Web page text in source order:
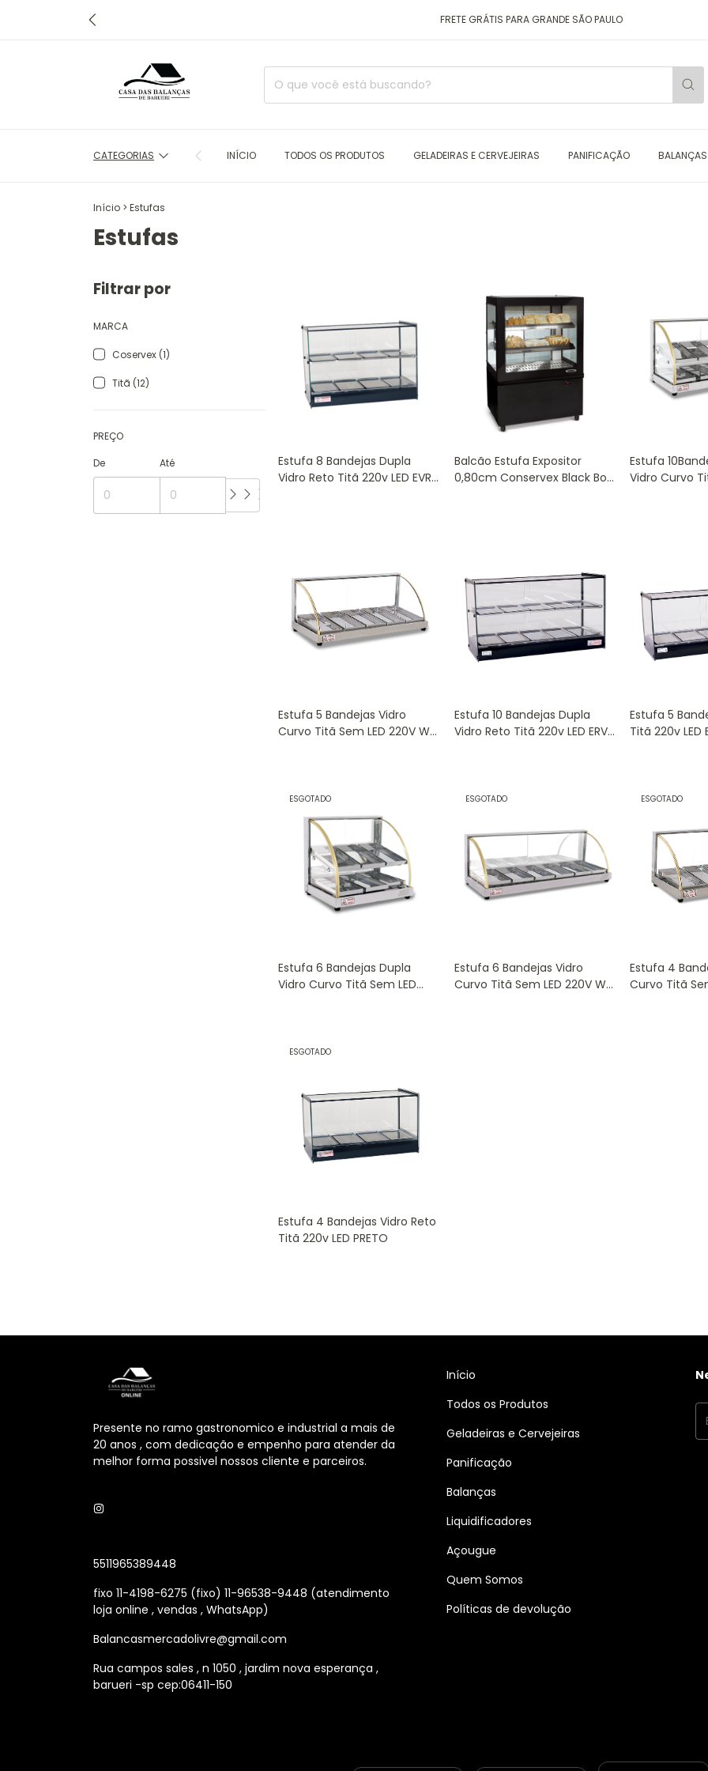
FRETE GRÁTIS PARA GRANDE SÃO PAULO
CATEGORIAS INÍCIO TODOS OS PRODUTOS GELADEIRAS E CERVEJEIRAS PANIFICAÇÃO BALANÇAS
Início > Estufas
Estufas
Filtrar por
MARCA
Coservex (1)
Titã (12)
PREÇO
De
Até
Estufa 8 Bandejas Dupla
Vidro Reto Titã 220v LED EVR-
Balcão Estufa Expositor
0,80cm Conservex Black Box
Estufa
Vidro Curvo
Estufa 5 Bandejas Vidro
Curvo Titã Sem LED 220V W-
Estufa 10 Bandejas Dupla
Vidro Reto Titã 220v LED ERV-
Estufa 5
Titã 220v LED
ESGOTADO
Estufa 6 Bandejas Dupla
Vidro Curvo Titã Sem LED
ESGOTADO
Estufa 6 Bandejas Vidro
Curvo Titã Sem LED 220V W-
ESGOTADO
Estufa 4
Curvo Titã
ESGOTADO
Estufa 4 Bandejas Vidro Reto
Titã 220v LED PRETO
Presente no ramo gastronomico e industrial a mais de
20 anos , com dedicação e empenho para atender da
melhor forma possivel nossos cliente e parceiros.
5511965389448
fixo 11-4198-6275 (fixo) 11-96538-9448 (atendimento
loja online , vendas , WhatsApp)
Balancasmercadolivre@gmail.com
Rua campos sales , n 1050 , jardim nova esperança ,
barueri -sp cep:06411-150
Início
Todos os Produtos
Geladeiras e Cervejeiras
Panificação
Balanças
Liquidificadores
Açougue
Quem Somos
Políticas de devolução